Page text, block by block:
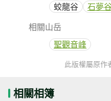
蛟龍谷
石夢
相關山岳
聖觀音峰
此版權屬原作
相關相簿